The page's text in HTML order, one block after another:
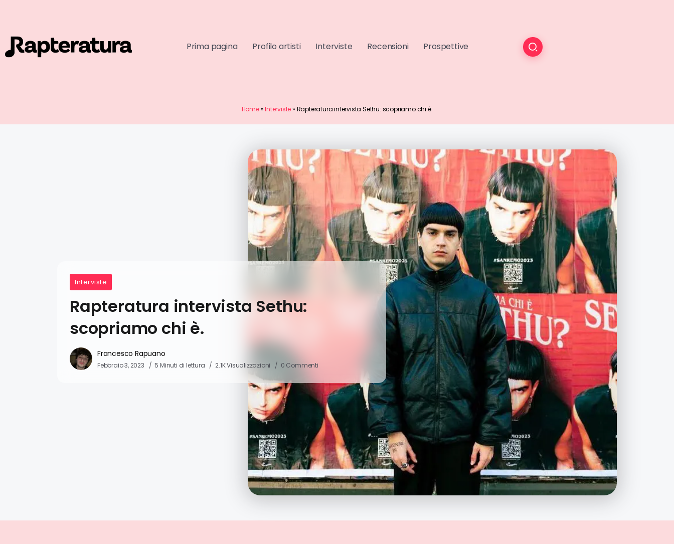
Prima pagina Profilo artisti Interviste Recensioni Prospettive
Home»Interviste» Rapteratura intervista Sethu: scopriamo chi è.
Interviste
Rapteratura intervista Sethu:
scopriamo chi è.
Francesco Rapuano
Febbraio 3, 2023 5 Minuti di lettura 2.1K Visualizzazioni 0 Commenti